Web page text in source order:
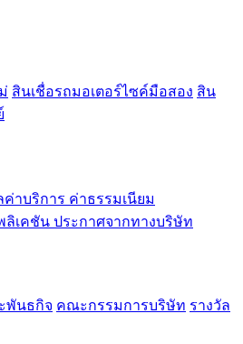
สินเชื่อรถมอเตอร์ไซค์มือสอง สิน
าบริการ ค่าธรรมเนียม
ลิเคชัน ประกาศจากทางบริษัท
พันธกิจ คณะกรรมการบริษัท รางวัล